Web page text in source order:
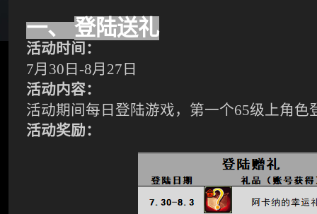
一、 登陆送礼
活动时间：
7月 30 日 -8月 27 日
活动内容：
活动期间每日登陆游戏，第一个65级上角色
活动奖励：